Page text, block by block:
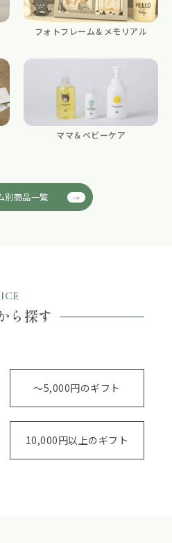
フォトフレーム＆メモリアル
ママ＆ベビーケア
別商品一覧
ら探す
～5,000円のギフト
10,000円以上のギフト